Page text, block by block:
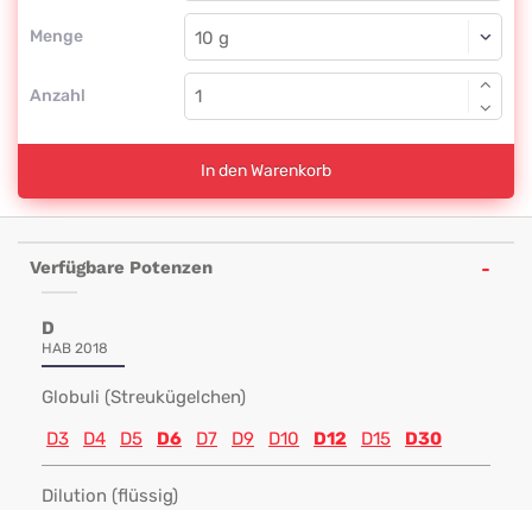
Menge
Globuli
Anzahl
In den Warenkorb
Verfügbare Potenzen
D
HAB 2018
Globuli (Streukügelchen)
D3
D4 D5 D6 D7 D9 D10 D12 D15 D30
Dilution (flüssig)